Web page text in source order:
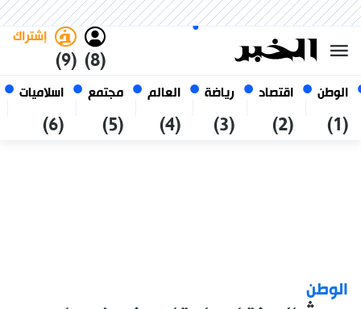
الوطن
(1)
اقتصاد
(2)
رياضة
(3)
العالم
(4)
مجتمع
(5)
اسلاميات
(6)
(8)
إشتراك
(9)
06 أغسطس 2026
الجزائر
الوطن